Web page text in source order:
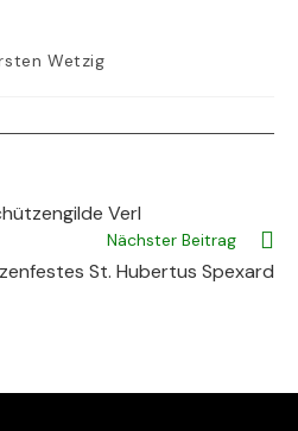
Wetzig
Verl
Nächster Beitrag
St. Hubertus Spexard